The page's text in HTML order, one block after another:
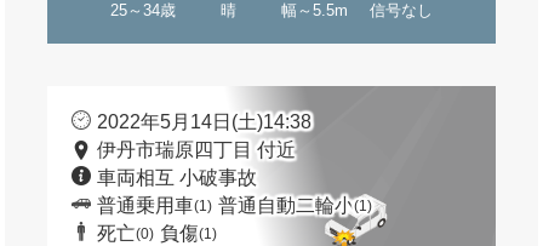
25～34歳 晴 幅～5.5m 信号なし
2022年5月14日(土)14:38
伊丹市瑞原四丁目 付近
車両相互 小破事故
普通乗用車(1) 普通自動二輪小(1)
死亡(0) 負傷(1)